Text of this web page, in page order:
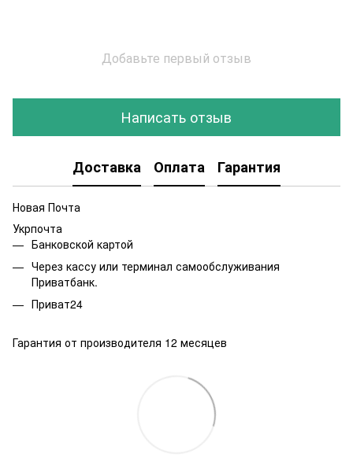
Добавьте первый отзыв
Написать отзыв
Доставка Оплата Гарантия
Новая Почта
Укрпочта
Банковской картой
Через кассу или терминал самообслуживания
Приватбанк.
Приват24
Гарантия от производителя 12 месяцев